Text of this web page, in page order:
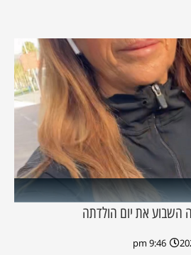
השבוע את יום הולדתה
9:46 pm